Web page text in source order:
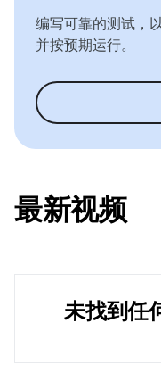
编写可靠的测试，
并按预期运行。
最新视频
未找到任